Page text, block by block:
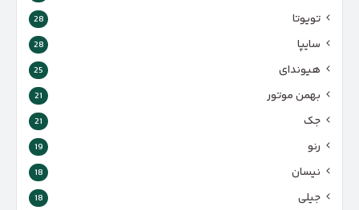
تویوتا 28
سایپا 28
هیوندای 25
بهمن موتور 21
جک 21
رنو 19
نیسان 18
جیلی 18